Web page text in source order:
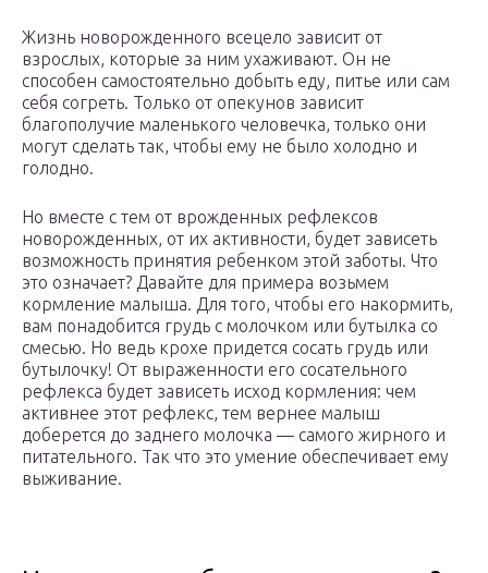
Жизнь новорожденного всецело зависит от
взрослых, которые за ним ухаживают. Он не
способен самостоятельно добыть еду, питье или сам
себя согреть. Только от опекунов зависит
благополучие маленького человечка, только они
могут сделать так, чтобы ему не было холодно и
голодно.
Но вместе с тем от врожденных рефлексов
новорожденных, от их активности, будет зависеть
возможность принятия ребенком этой заботы. Что
это означает? Давайте для примера возьмем
кормление малыша. Для того, чтобы его накормить,
вам понадобится грудь с молочком или бутылка со
смесью. Но ведь крохе придется сосать грудь или
бутылочку! От выраженности его сосательного
рефлекса будет зависеть исход кормления: чем
активнее этот рефлекс, тем вернее малыш
доберется до заднего молочка — самого жирного и
питательного. Так что это умение обеспечивает ему
выживание.